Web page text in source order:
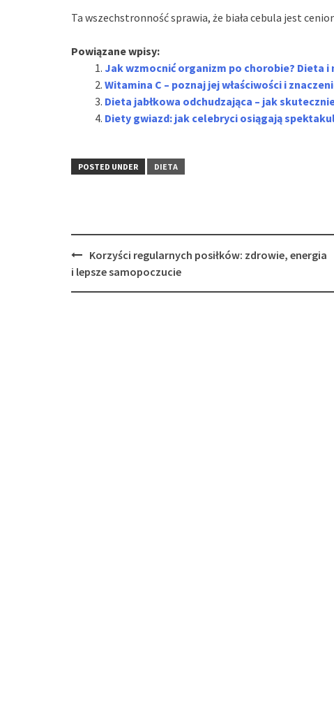
Ta wszechstronność sprawia, że biała cebula jest
Powiązane wpisy:
Jak wzmocnić organizm po chorobie? Dieta
Witamina C – poznaj jej właściwości i
Dieta jabłkowa odchudzająca – jak
Diety gwiazd: jak celebryci osiągają
POSTED UNDER DIETA
Post
navigation
Korzyści regularnych posiłków: zdrowie, energia
i lepsze samopoczucie